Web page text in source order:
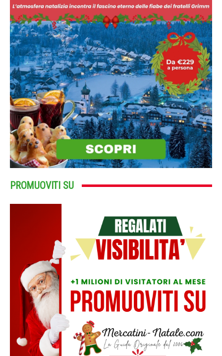
PROMUOVITI SU